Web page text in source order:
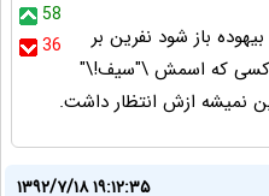
58
36
باز شود نفرین بر
کسی که اسمش \"سیف!\"
نمیشه ازش انتظار داشت.
۱۳۹۲/۷/۱۸ ۱۹:۱۲:۳۵